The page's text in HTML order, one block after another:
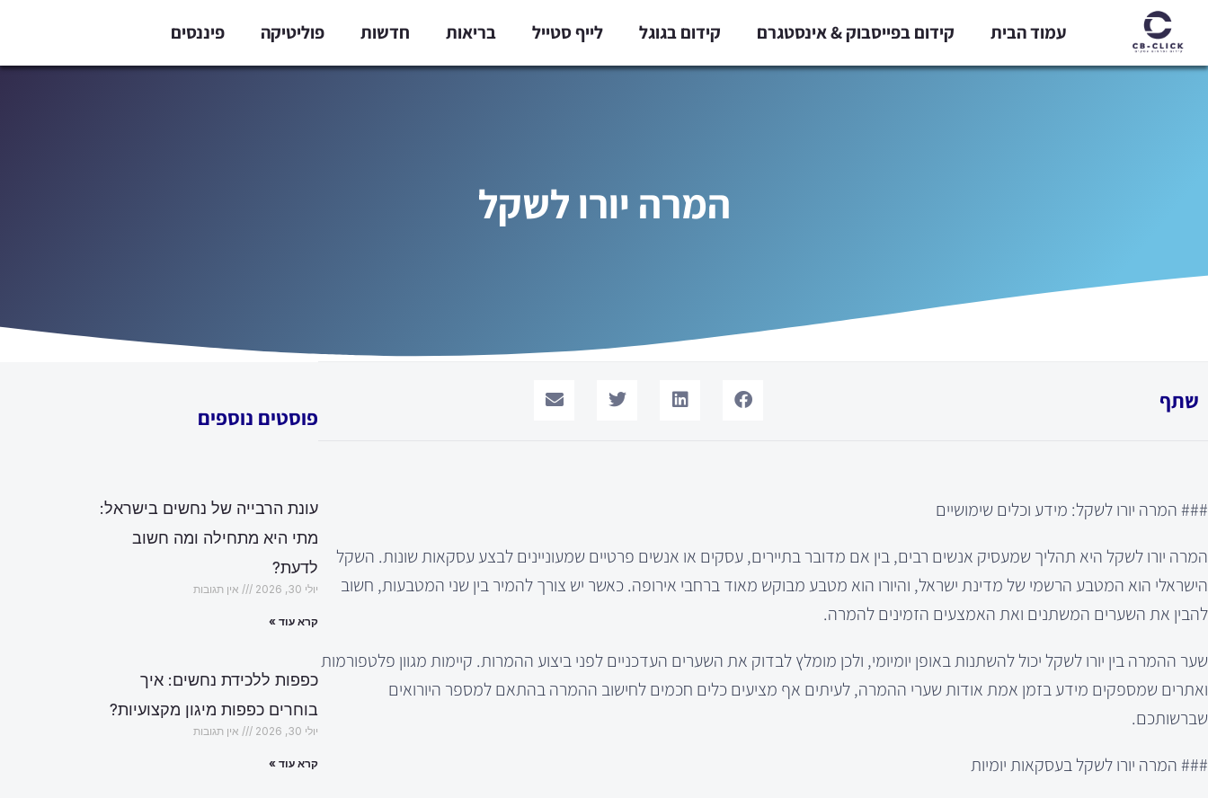
לתוכן
עמוד הבית קידום בפייסבוק & אינסטגרם קידום בגוגל לייף סטייל בריאות חדשות פוליטיקה פיננסים
המרה יורו לשקל
שתף
### המרה יורו לשקל: מידע וכלים שימושיים
המרה יורו לשקל היא תהליך שמעסיק אנשים רבים, בין אם מדובר בתיירים, עסקים או אנשים פרטיים שמעוניינים לבצע עסקאות שונות. השקל
הישראלי הוא המטבע הרשמי של מדינת ישראל, והיורו הוא מטבע מבוקש מאוד ברחבי אירופה. כאשר יש צורך להמיר בין שני המטבעות, חשוב
להבין את השערים המשתנים ואת האמצעים הזמינים להמרה.
שער ההמרה בין יורו לשקל יכול להשתנות באופן יומיומי, ולכן מומלץ לבדוק את השערים העדכניים לפני ביצוע ההמרות. קיימות מגוון פלטפורמות
ואתרים שמספקים מידע בזמן אמת אודות שערי ההמרה, לעיתים אף מציעים כלים חכמים לחישוב ההמרה בהתאם למספר היורואים
שברשותכם.
### המרה יורו לשקל בעסקאות יומיות
פוסטים נוספים
עונת הרבייה של נחשים בישראל:
מתי היא מתחילה ומה חשוב
לדעת?
יולי 30, 2026 אין תגובות
קרא עוד »
כפפות ללכידת נחשים: איך
בוחרים כפפות מיגון מקצועיות?
יולי 30, 2026 אין תגובות
קרא עוד »